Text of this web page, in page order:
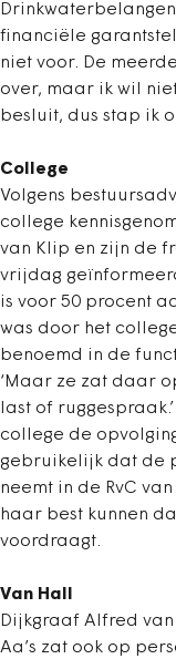
financiële
niet voor. De
over, maar ik wil
besluit, dus stap ik
College
Volgens
college
van Klip en zijn de
vrijdag
is voor 50 procent
was door het
benoemd in de
‘Maar ze zat daar
last of
college de
gebruikelijk dat de
neemt in de RvC
haar best kunnen
voordraagt.
Van Hall
Dijkgraaf Alfred
Aa’s zat ook op